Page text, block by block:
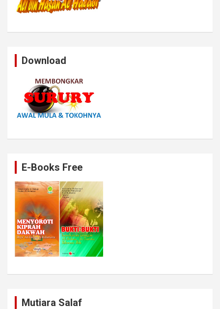
Download
E-Books Free
Mutiara Salaf